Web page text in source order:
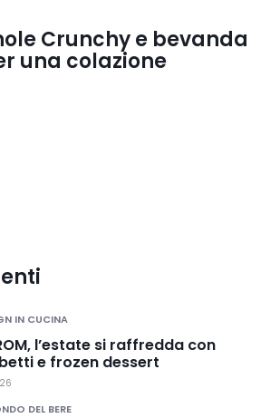
Crunchy e bevanda
una colazione
IN CUCINA
l’estate si raffredda con
e frozen dessert
DEL BERE